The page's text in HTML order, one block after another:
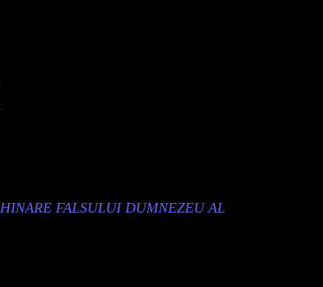
FALSULUI DUMNEZEU AL